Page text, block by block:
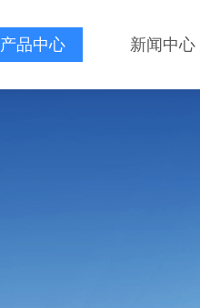
产品中心 新闻中心